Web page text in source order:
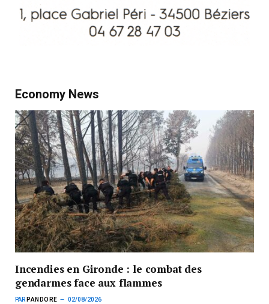
Economy News
Incendies en Gironde : le combat des
gendarmes face aux flammes
PAR PANDORE 02/08/2026